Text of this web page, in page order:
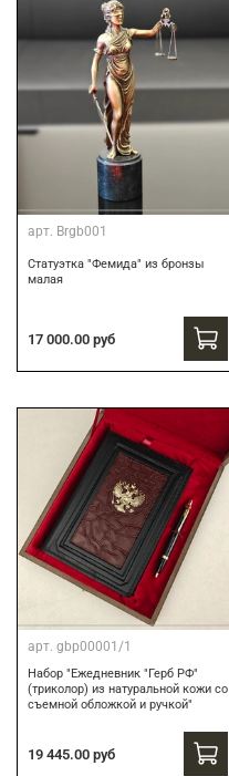
арт. Brgb001
Статуэтка "Фемида" из бронзы
малая
17 000.00 руб
арт. gbp00001/1
Набор "Ежедневник "Герб РФ"
(триколор) из натуральной кожи со
съемной обложкой и ручкой"
19 445.00 руб